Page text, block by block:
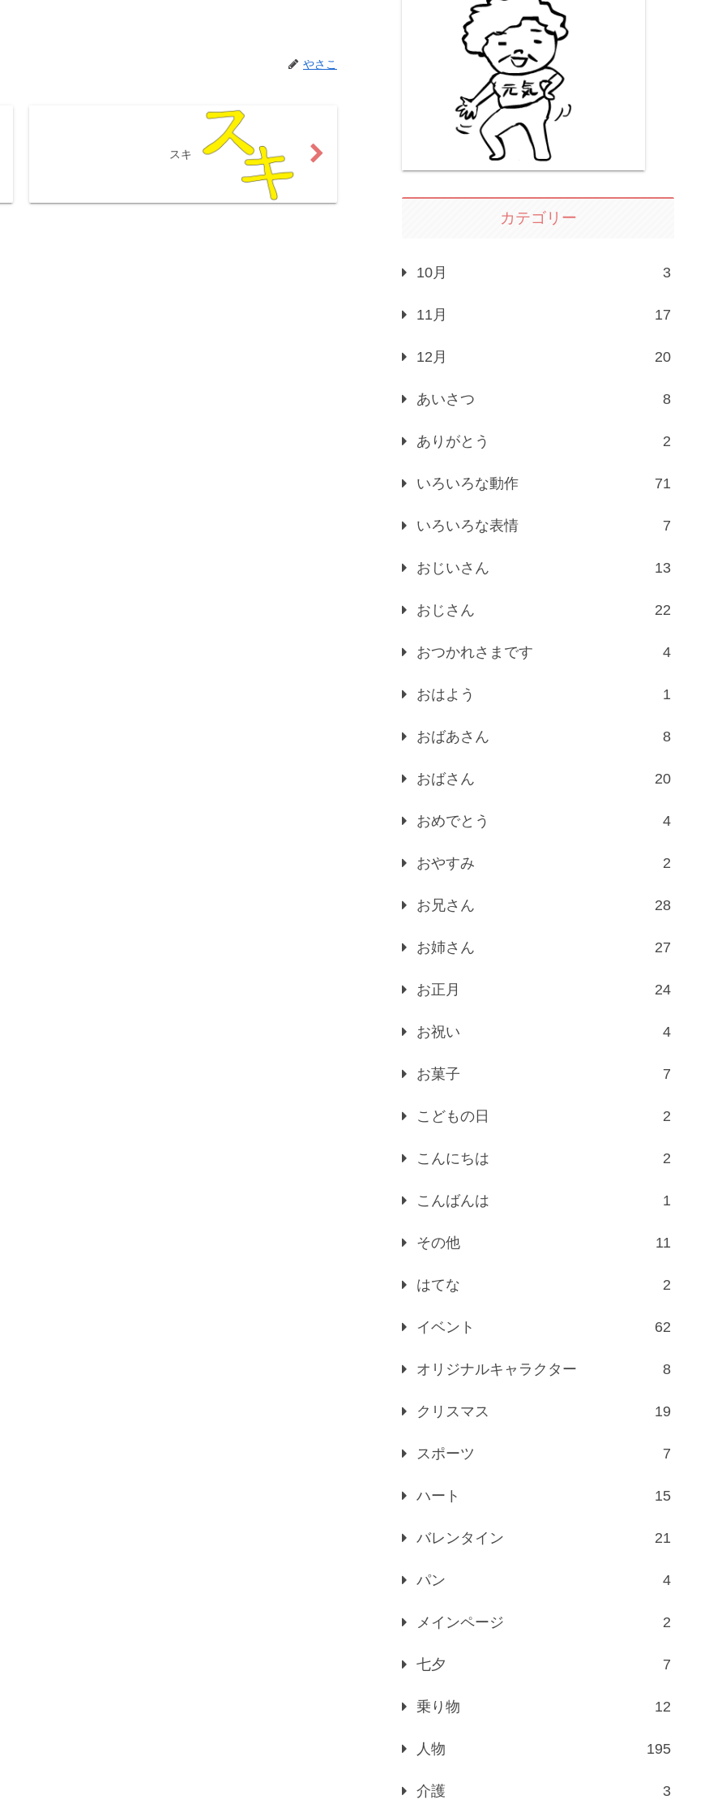
やさこ
スキ
カテゴリー
10月 3
11月 17
12月 20
あいさつ 8
ありがとう 2
いろいろな動作 71
いろいろな表情 7
おじいさん 13
おじさん 22
おつかれさまです 4
おはよう 1
おばあさん 8
おばさん 20
おめでとう 4
おやすみ 2
お兄さん 28
お姉さん 27
お正月 24
お祝い 4
お菓子 7
こどもの日 2
こんにちは 2
こんばんは 1
その他 11
はてな 2
イベント 62
オリジナルキャラクター 8
クリスマス 19
スポーツ 7
ハート 15
バレンタイン 21
パン 4
メインページ 2
七夕 7
乗り物 12
人物 195
介護 3